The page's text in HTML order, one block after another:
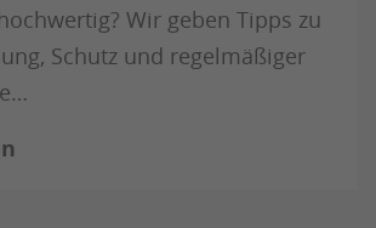
Wir geben Tipps zu
Schutz und regelmäßiger